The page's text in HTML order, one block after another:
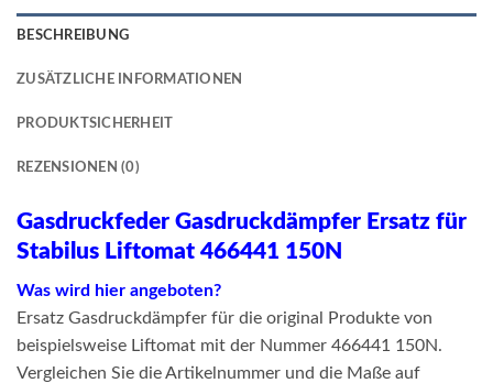
BESCHREIBUNG
ZUSÄTZLICHE INFORMATIONEN
PRODUKTSICHERHEIT
REZENSIONEN (0)
Gasdruckfeder Gasdruckdämpfer Ersatz für
Stabilus Liftomat 466441 150N
Was wird hier angeboten?
Ersatz Gasdruckdämpfer für die original Produkte von
beispielsweise Liftomat mit der Nummer 466441 150N.
Vergleichen Sie die Artikelnummer und die Maße auf